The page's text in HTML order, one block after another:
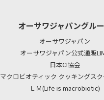
オーサワジャパングル
オーサワジャパン
オーサワジャパン公式通販
日本CI協会
マクロビオティック クッキングス
ＬＭ(Life is macrobiotic)